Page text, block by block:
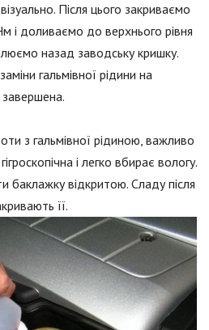
Після цього закриваємо
і доливаємо до верхнього рівня
назад заводську кришку.
гальмівної рідини на
з гальмівної рідиною, важливо
і легко вбирає вологу.
баклажку відкритою. Сладу після
її.